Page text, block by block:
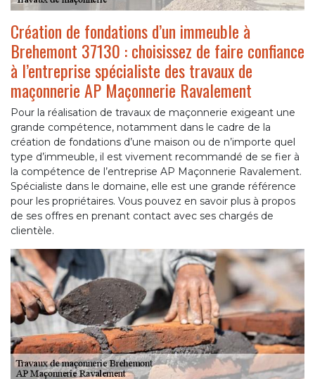
Création de fondations d’un immeuble à
Brehemont 37130 : choisissez de faire confiance
à l’entreprise spécialiste des travaux de
maçonnerie AP Maçonnerie Ravalement
Pour la réalisation de travaux de maçonnerie exigeant une
grande compétence, notamment dans le cadre de la
création de fondations d’une maison ou de n’importe quel
type d’immeuble, il est vivement recommandé de se fier à
la compétence de l’entreprise AP Maçonnerie Ravalement.
Spécialiste dans le domaine, elle est une grande référence
pour les propriétaires. Vous pouvez en savoir plus à propos
de ses offres en prenant contact avec ses chargés de
clientèle.